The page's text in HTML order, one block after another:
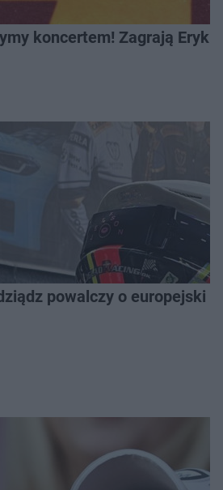
koncertem! Zagrają Eryk
powalczy o europejski